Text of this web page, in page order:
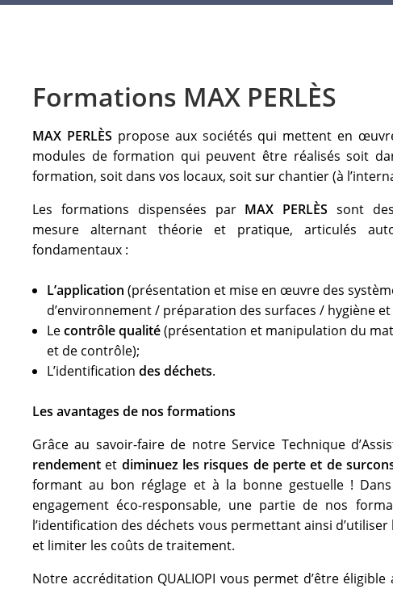
Formations MAX PERLÈS
MAX PERLÈS propose aux sociétés qui mettent en
modules de formation qui peuvent être réalisés soit
formation, soit dans vos locaux, soit sur chantier (à
Les formations dispensées par MAX PERLÈS sont
mesure alternant théorie et pratique, articulés
fondamentaux :
L’application (présentation et mise en œuvre des
d’environnement / préparation des surfaces / hygiène
Lecontrôle qualité(présentation et manipulation du
et de contrôle);
L’identification des déchets.
Les avantages de nos formations
Grâce au savoir-faire de notre Service Technique
rendement et diminuez les risques de perte et de
formant au bon réglage et à la bonne gestuelle !
engagement éco-responsable, une partie de nos
l’identification des déchets vous permettant ainsi
et limiter les coûts de traitement.
Notre accréditation QUALIOPI vous permet d’être